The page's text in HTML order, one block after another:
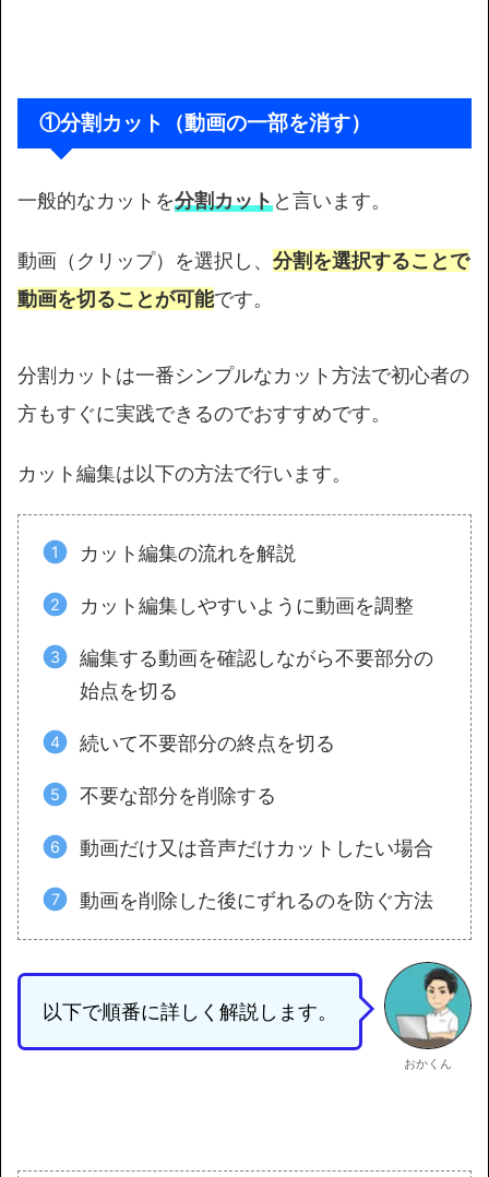
①分割カット（動画の一部を消す）
一般的なカットを分割カットと言います。
動画（クリップ）を選択し、 分割を選択することで
動画を切ることが可能です。
分割カットは一番シンプルなカット方法で初心者の
方もすぐに実践できるのでおすすめです。
カット編集は以下の方法で行います。
カット編集の流れを解説
カット編集しやすいように動画を調整
編集する動画を確認しながら不要部分の
始点を切る
続いて不要部分の終点を切る
不要な部分を削除する
動画だけ又は音声だけカットしたい場合
動画を削除した後にずれるのを防ぐ方法
以下で順番に詳しく解説します。
おかくん